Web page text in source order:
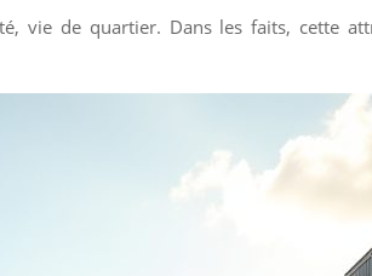
vie de quartier. Dans les faits, cette